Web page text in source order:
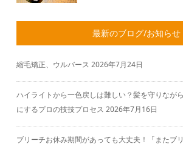
最新のブログ/お知らせ
縮毛矯正、ウルバース 2026年7月24日
ハイライトから一色戻しは難しい？髪を守りなが
にするプロの技技プロセス 2026年7月16日
ブリーチお休み期間があっても大丈夫！「またブ